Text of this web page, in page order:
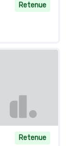
Retenue
Retenue